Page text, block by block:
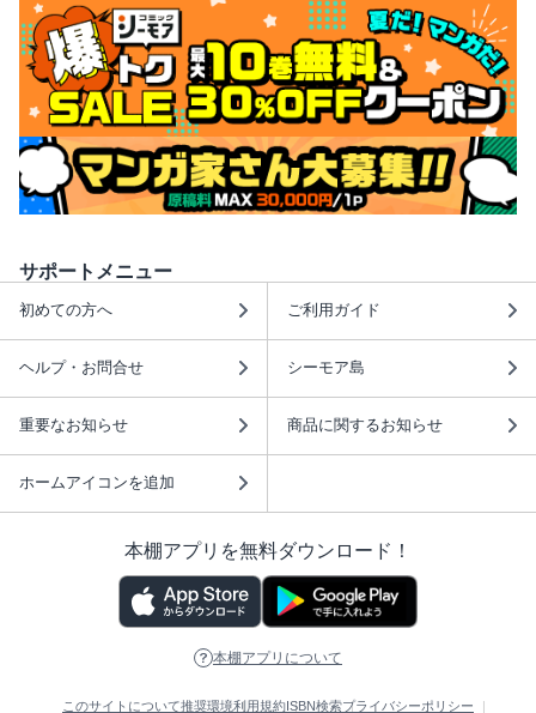
サポートメニュー
初めての方へ ご利用ガイド
ヘルプ・お問合せ シーモア島
重要なお知らせ 商品に関するお知らせ
ホームアイコンを追加
本棚アプリを無料ダウンロード！
本棚アプリについて
このサイトについて推奨環境利用規約 ISBN検索プライバシーポリシー